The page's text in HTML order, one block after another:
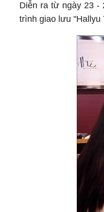
Diễn ra từ ngày 23 -
trình giao lưu "Hallyu